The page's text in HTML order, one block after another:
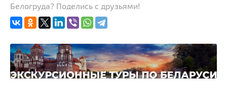
Памятники природы
Производства
Родовые усадьбы
Костелы
Белогруда? Поделись с друзьями!